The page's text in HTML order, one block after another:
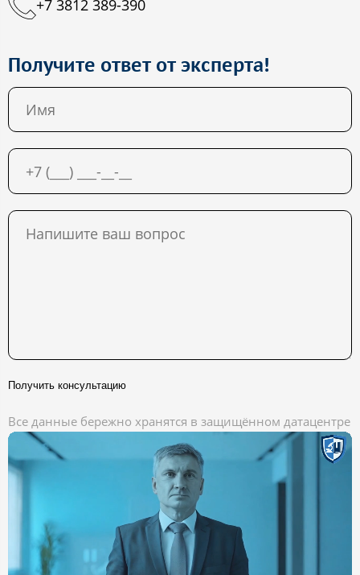
+7 3812 389-390
Получите ответ от эксперта!
Получить консультацию
Все данные бережно хранятся в защищённом датацентре